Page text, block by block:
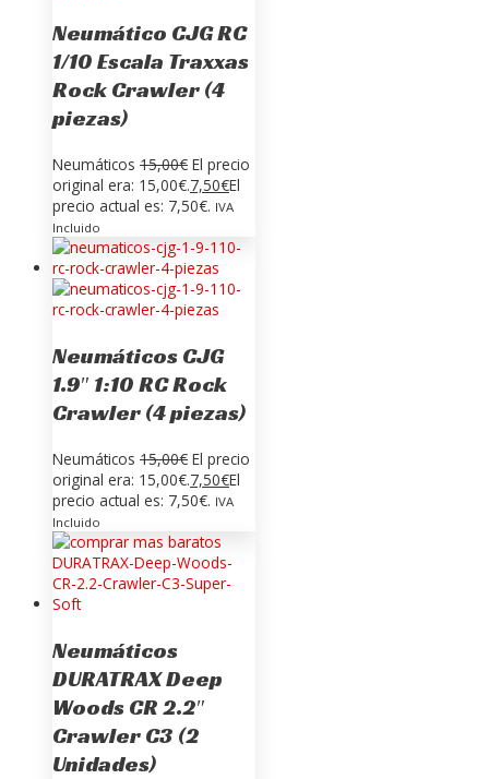
Neumático CJG RC
1/10 Escala Traxxas
Rock Crawler (4
piezas)
Neumáticos 15,00€ El precio
original era: 15,00€.7,50€El
precio actual es: 7,50€. IVA
Incluido
Neumáticos CJG
1.9″ 1:10 RC Rock
Crawler (4 piezas)
Neumáticos 15,00€ El precio
original era: 15,00€.7,50€El
precio actual es: 7,50€. IVA
Incluido
Neumáticos
DURATRAX Deep
Woods CR 2.2″
Crawler C3 (2
Unidades)